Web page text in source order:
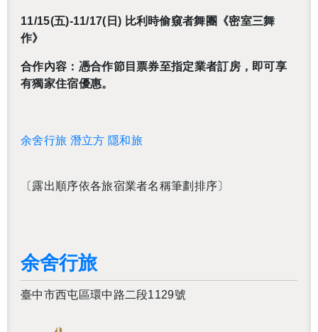
11/15(五)-11/17(日) 比利時偷窺者舞團《密室三舞
作》
合作內容：憑合作節目票券至指定業者訂房，即可享
有獨家住宿優惠。
余舍行旅 潛立方 隱和旅
〔露出順序依各旅宿業者名稱筆劃排序〕
余舍行旅
臺中市西屯區環中路二段1129號